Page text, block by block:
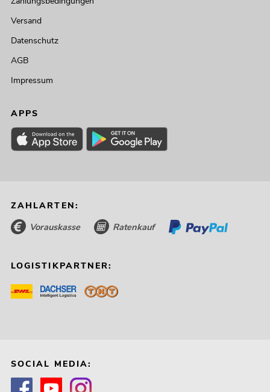
Versand
Datenschutz
AGB
Impressum
APPS
ZAHLARTEN:
Vorauskasse Ratenkauf
LOGISTIKPARTNER:
SOCIAL MEDIA: